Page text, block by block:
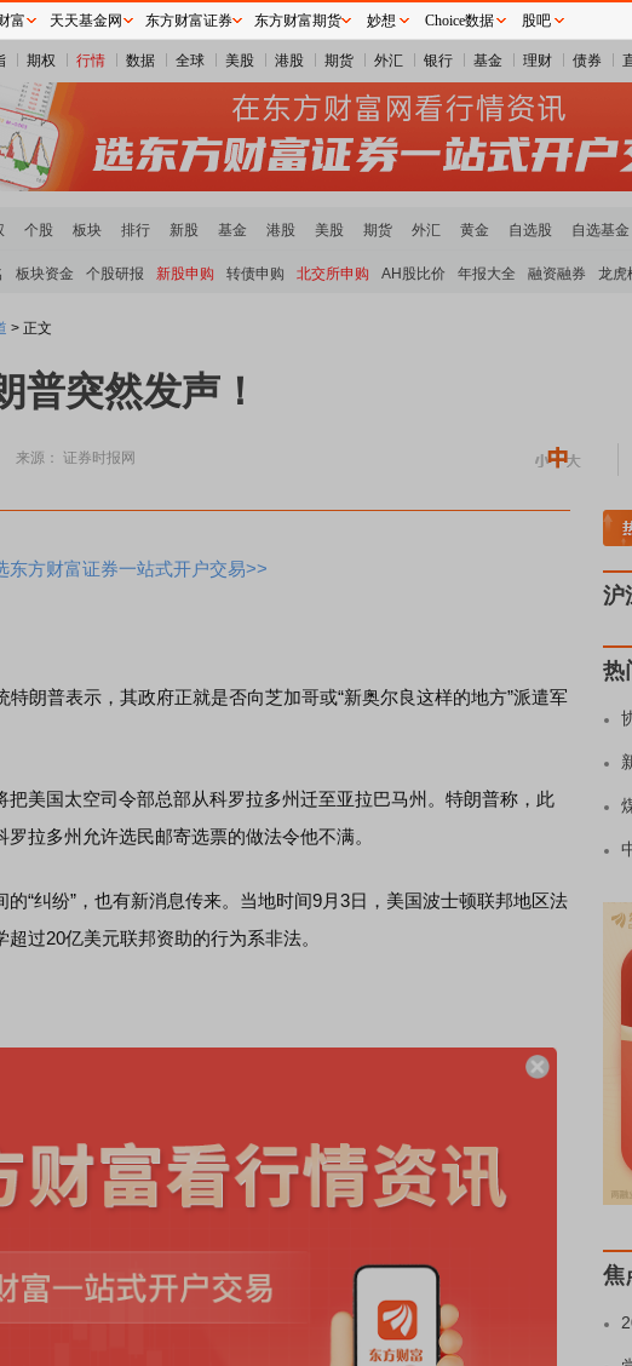
期权 行情 数据 全球 美股 港股 期货 外汇 银行 基金 理财 债券
个股 板块 排行 新股 基金 港股 美股 期货 外汇 黄金 自选股 自选基金
板块资金 个股研报 新股申购 转债申购 北交所申购 AH股比价 年报大全 融资融券 龙虎
> 正文
普突然发声！
来源： 证券时报网
东方财富证券一站式开户交易>>
朗普表示，其政府正就是否向芝加哥或“新奥尔良这样的地方”派遣军
美国太空司令部总部从科罗拉多州迁至亚拉巴马州。特朗普称，此
拉多州允许选民邮寄选票的做法令他不满。
纠纷”，也有新消息传来。当地时间9月3日，美国波士顿联邦地区法
过20亿美元联邦资助的行为系非法。
A股估值分析全览
沪
热
焦
富 天天基金网 东方财富证券 东方财富期货 妙想 Choice数据 股吧